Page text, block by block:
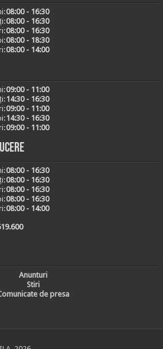
08:00 - 16:30
08:00 - 16:30
08:00 - 16:30
08:00 - 18:30
08:00 - 14:00
09:00 - 11:00
14:30 - 16:30
09:00 - 11:00
14:30 - 16:30
09:00 - 11:00
08:00 - 16:30
08:00 - 16:30
08:00 - 16:30
08:00 - 16:30
08:00 - 14:00
Anunturi
Stiri
de presa